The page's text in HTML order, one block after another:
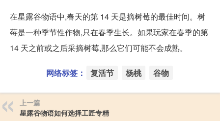
在星露谷物语中,春天的第 14 天是摘树莓的最佳时间。树
莓是一种季节性作物,只在春季生长。如果玩家在春季的第
14 天之前或之后采摘树莓,那么它们可能不会成熟。
网络标签： 复活节 杨桃 谷物
上一篇
星露谷物语如何选择工匠专精